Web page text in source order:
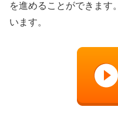
を進めることができます
います。